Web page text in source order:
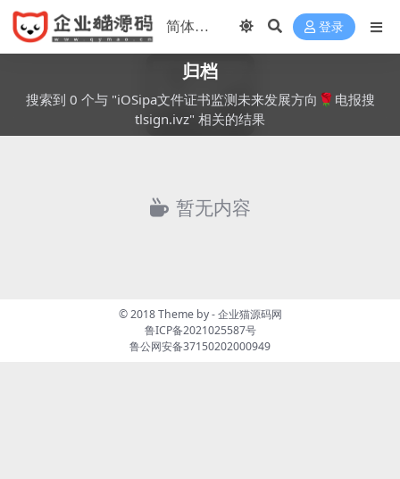
登录
归档
搜索到 0 个与 "iOSipa文件证书监测未来发展方向🌹电报搜
tlsign.ivz" 相关的结果
暂无内容
© 2018 Theme by -企业猫源码网
鲁ICP备2021025587号
鲁公网安备37150202000949